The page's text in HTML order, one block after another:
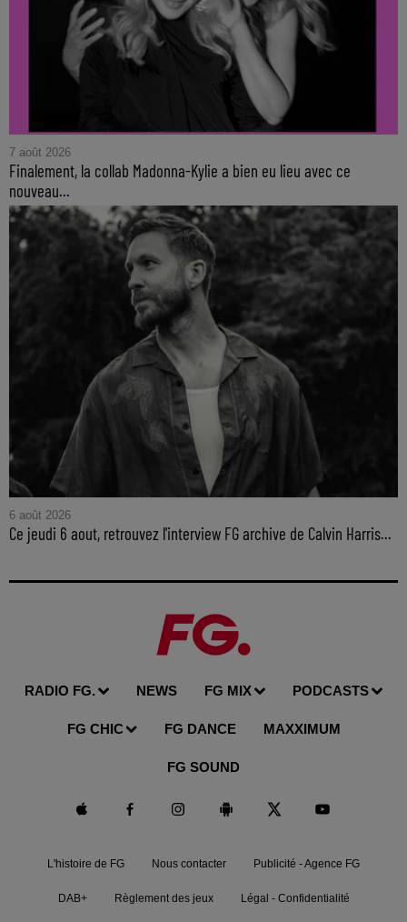
7 août 2026
Finalement, la collab Madonna-Kylie a bien eu lieu avec ce
nouveau...
6 août 2026
Ce jeudi 6 aout, retrouvez l'interview FG archive de Calvin Harris...
RADIO FG. NEWS FG MIX PODCASTS
FG CHIC FG DANCE MAXXIMUM
FG SOUND
L'histoire de FG Nous contacter Publicité - Agence FG
DAB+ Règlement des jeux Légal - Confidentialité